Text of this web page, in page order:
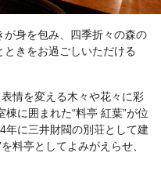
身を包み、四季折々の森の
きをお過ごしいただける
情を変える木々や花々に彩
に囲まれた“料亭 紅葉”が位
年に三井財閥の別荘として建
料亭としてよみがえらせ、